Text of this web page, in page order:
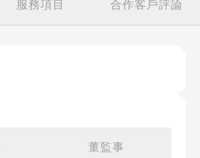
服務項目 合作客戶評論
董監事